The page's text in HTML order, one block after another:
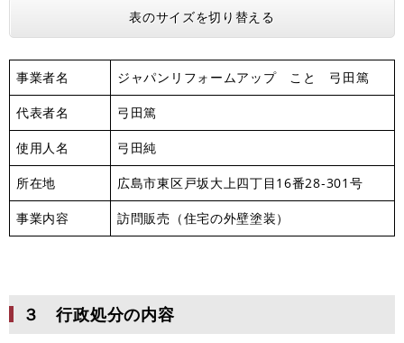
表のサイズを切り替える
事業者名 ジャパンリフォームアップ こと 弓田篤
代表者名 弓田篤
使用人名 弓田純
所在地 広島市東区戸坂大上四丁目16番28‐301号
事業内容 訪問販売（住宅の外壁塗装）
３ 行政処分の内容